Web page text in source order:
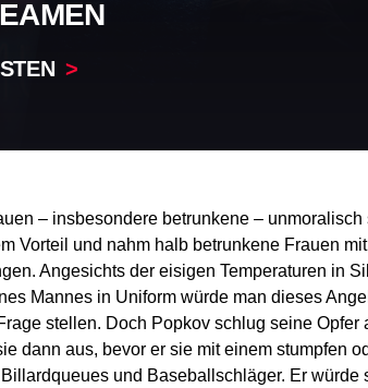
– insbesondere betrunkene – unmoralisch
Vorteil und nahm halb betrunkene Frauen
Angesichts der eisigen Temperaturen in
Mannes in Uniform würde man dieses
stellen. Doch Popkov schlug seine Opfer
dann aus, bevor er sie mit einem stumpfen
und Baseballschläger. Er würde